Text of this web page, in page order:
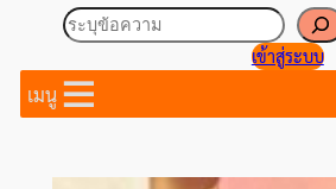
ค้นหา
เข้าสู่ระบบ
เมนู